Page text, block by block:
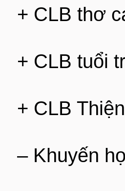
+ CLB thơ
+ CLB tuổi
+ CLB
– Khuyến